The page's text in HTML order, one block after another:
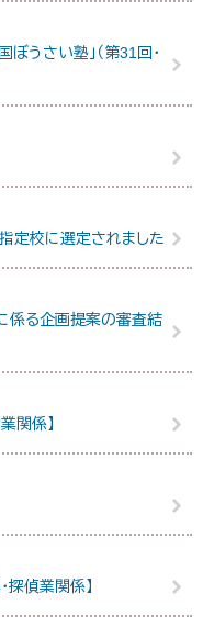
うさい塾」（第31回・
定校に選定されました
係る企画提案の審査結
関係】
探偵業関係】